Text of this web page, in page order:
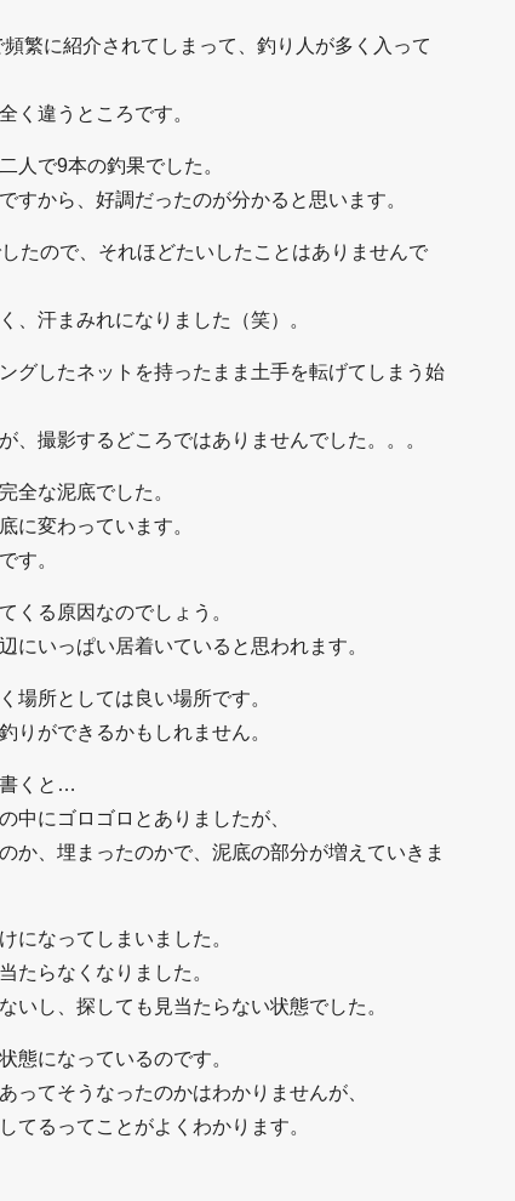
繁に紹介されてしまって、釣り人が多く入って
く違うところです。
人で9本の釣果でした。
すから、好調だったのが分かると思います。
たので、それほどたいしたことはありませんで
、汗まみれになりました（笑）。
グしたネットを持ったまま土手を転げてしまう始
、撮影するどころではありませんでした。。。
全な泥底でした。
に変わっています。
す。
くる原因なのでしょう。
にいっぱい居着いていると思われます。
場所としては良い場所です。
りができるかもしれません。
くと…
中にゴロゴロとありましたが、
か、埋まったのかで、泥底の部分が増えていきま
になってしまいました。
たらなくなりました。
いし、探しても見当たらない状態でした。
態になっているのです。
ってそうなったのかはわかりませんが、
てるってことがよくわかります。